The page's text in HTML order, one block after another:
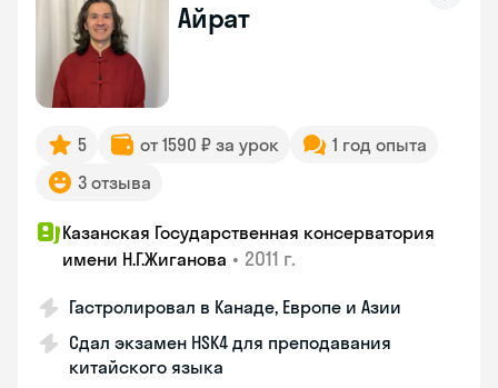
Айрат
5 от 1590 ₽ за урок
1 год опыта
3 отзыва
Казанская Государственная консерватория
имени Н.Г.Жиганова • 2011 г.
Гастролировал в Канаде, Европе и Азии
Сдал экзамен HSK4 для преподавания
китайского языка